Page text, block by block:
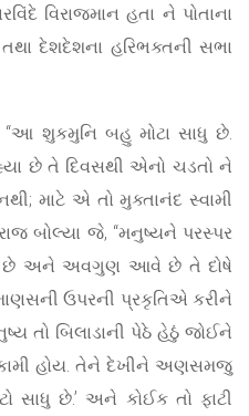
વિરાજમાન હતા ને પોતાના
દેશદેશના હરિભક્તની સભા
“આ શુકમુનિ બહુ મોટા સાધુ છે.
છે તે દિવસથી એનો ચડતો ને
માટે એ તો મુક્તાનંદ સ્વામી
બોલ્યા જે, “મનુષ્યને પરસ્પર
છે અને અવગુણ આવે છે તે દોષે
ઉપરની પ્રકૃતિએ કરીને
તો બિલાડાની પેઠે હેઠું જોઈને
કામી હોય. તેને દેખીને અણસમજુ
છે.’ અને કોઈક તો ફાટી